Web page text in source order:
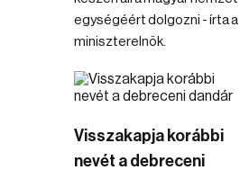
egységéért dolgozni - írta a
miniszterelnök.
Visszakapja korábbi
nevét a debreceni